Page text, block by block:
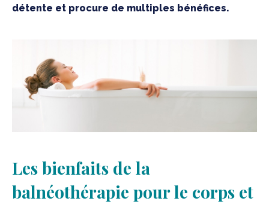
détente et procure de multiples bénéfices.
Les bienfaits de la
balnéothérapie pour le corps et